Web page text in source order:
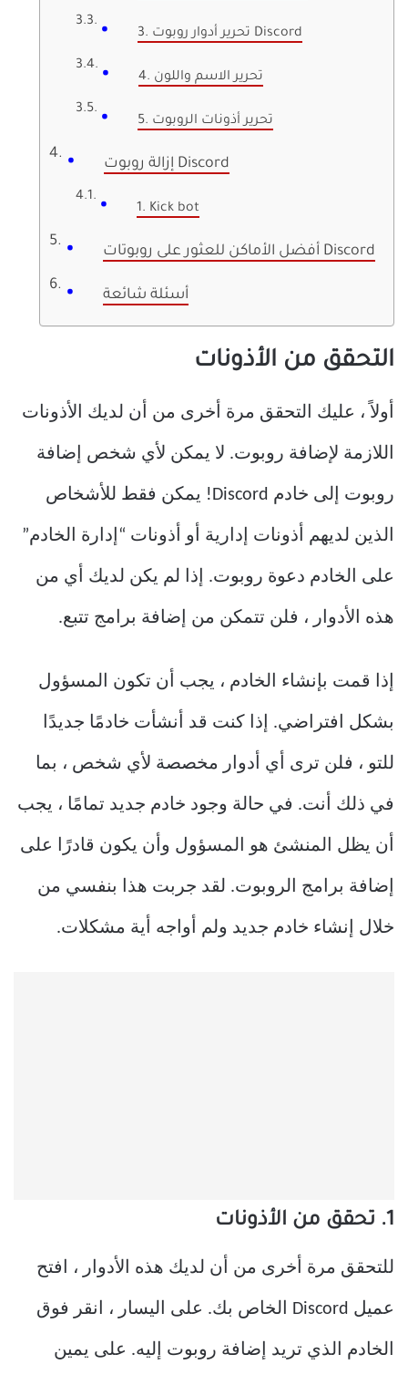
3. تحرير أدوار روبوت Discord
4. تحرير الاسم واللون
5. تحرير أذونات الروبوت
إزالة روبوت Discord
1. Kick bot
أفضل الأماكن للعثور على روبوتات Discord
أسئلة شائعة
التحقق من الأذونات
أولاً ، عليك التحقق مرة أخرى من أن لديك الأذونات
اللازمة لإضافة روبوت. لا يمكن لأي شخص إضافة
روبوت إلى خادم Discord! يمكن فقط للأشخاص
الذين لديهم أذونات إدارية أو أذونات “إدارة الخادم”
على الخادم دعوة روبوت. إذا لم يكن لديك أي من
هذه الأدوار ، فلن تتمكن من إضافة برامج تتبع.
إذا قمت بإنشاء الخادم ، يجب أن تكون المسؤول
بشكل افتراضي. إذا كنت قد أنشأت خادمًا جديدًا
للتو ، فلن ترى أي أدوار مخصصة لأي شخص ، بما
في ذلك أنت. في حالة وجود خادم جديد تمامًا ، يجب
أن يظل المنشئ هو المسؤول وأن يكون قادرًا على
إضافة برامج الروبوت. لقد جربت هذا بنفسي من
خلال إنشاء خادم جديد ولم أواجه أية مشكلات.
1. تحقق من الأذونات
للتحقق مرة أخرى من أن لديك هذه الأدوار ، افتح
عميل Discord الخاص بك. على اليسار ، انقر فوق
الخادم الذي تريد إضافة روبوت إليه. على يمين